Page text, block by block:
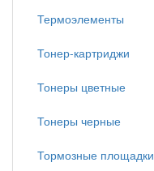
Термоэлементы
Тонер-картриджи
Тонеры цветные
Тонеры черные
Тормозные площадки